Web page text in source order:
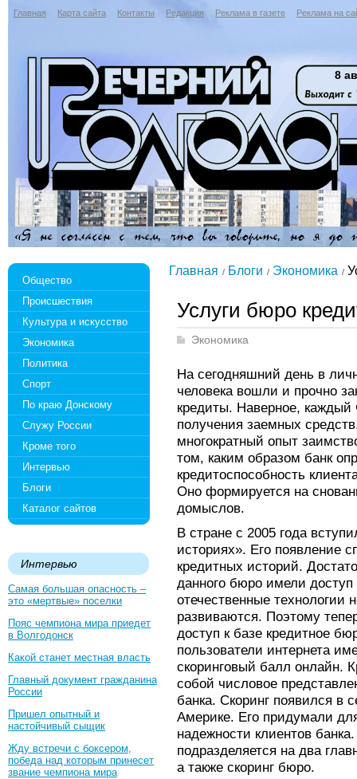
Главная Карта сайта Контакты Редакция Реклама в газете Реклама на
8
Общество
Происшествия
Культура и искусство
Экономика
Политика
Спорт
По краю Донскому
Служу России
Кроме того
Интервью
Блоги
Каталог сайтов
Интервью
Самая большая опасность –
это «мертвые» поселки
Пояс чемпиона мира приедет
в Волгодонск
Какой станет местная власть
Главный документ гражданина
России
Пришел опытный и
настойчивый сыщик
Жду встречи с боксером,
победа над которым принесет
звание чемпиона мира
Главная Блоги Экономика
Услуги бюро
Экономика
На сегодняшний день в
человека вошли и прочно
кредиты. Наверное, каждый
получения заемных
многократный опыт
том, каким образом банк
кредитоспособность
Оно формируется на
домыслов.
В стране с 2005 года
историях». Его появление
кредитных историй.
данного бюро имели
отечественные технологии
развиваются. Поэтому
доступ к базе кредитное
пользователи интернета
скоринговый балл онлайн.
собой числовое
банка. Скоринг появился в
Америке. Его придумали
надежности клиентов
подразделяется на два
а также скоринг бюро.